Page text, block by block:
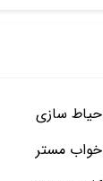
حیاط سازی
خواب مستر